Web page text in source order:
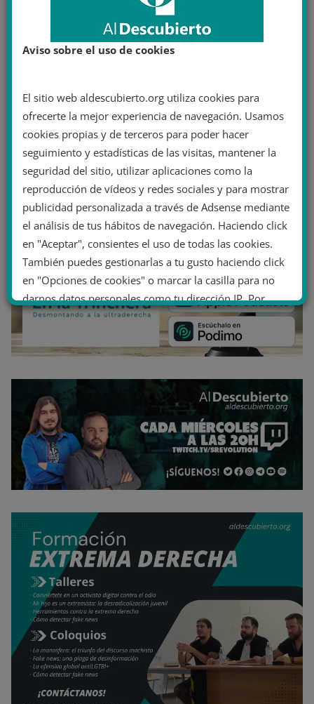
Aviso sobre el uso de cookies
El sitio web aldescubierto.org utiliza cookies para
ofrecerte la mejor experiencia de navegación. Usamos
cookies propias y de terceros para poder hacer
seguimiento y estadísticas de las visitas, mantener la
seguridad del sitio, utilizar aplicaciones como la
reproducción de vídeos y redes sociales y para mostrar
publicidad personalizada a través de Adsense mediante
el análisis de tus hábitos de navegación. Haciendo click
en "Aceptar", consientes el uso de todas las cookies.
También puedes gestionarlas a tu gusto haciendo click
en "Opciones de cookies" o marcar la casilla para no
darnos datos personales como tu dirección IP. Por
último, puedes leer nuestra Política de cookies.
.
Opciones de cookies Aceptar cookies
Rechazar cookies Política de cookies